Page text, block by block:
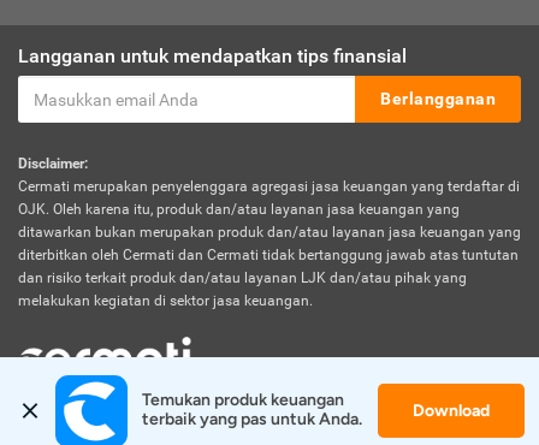
Langganan untuk mendapatkan tips finansial
Berlangganan
Disclaimer:
Cermati merupakan penyelenggara agregasi jasa keuangan yang terdaftar di
OJK. Oleh karena itu, produk dan/atau layanan jasa keuangan yang
ditawarkan bukan merupakan produk dan/atau layanan jasa keuangan yang
diterbitkan oleh Cermati dan Cermati tidak bertanggung jawab atas tuntutan
dan risiko terkait produk dan/atau layanan LJK dan/atau pihak yang
melakukan kegiatan di sektor jasa keuangan.
© 2026 Cermati. All Rights Reserved.
Temukan produk keuangan
terbaik yang pas untuk Anda.
Download